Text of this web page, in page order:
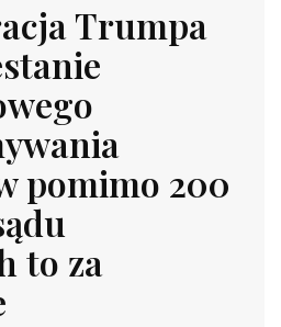
Trumpa
pomimo 200
to za